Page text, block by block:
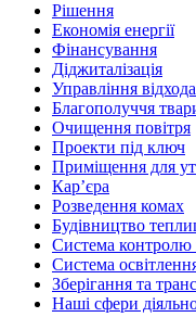
Рішення
Економія енергії
Фінансування
Діджиталізація
Управління
Благополуччя
Очищення повітря
Проекти під ключ
Приміщення для
Кар’єра
Розведення комах
Будівництво
Система контролю
Система
Зберігання та
Наші сфери